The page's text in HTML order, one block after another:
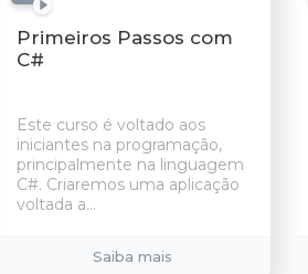
Primeiros Passos com
C#
Este curso é voltado aos
iniciantes na programação,
principalmente na linguagem
C#. Criaremos uma aplicação
voltada a...
Saiba mais